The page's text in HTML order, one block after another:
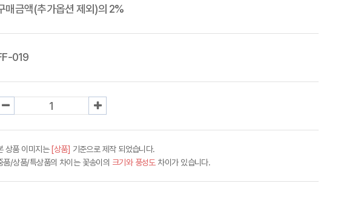
매금액(추가옵션 제외)의 2%
019
상품 이미지는 [상품] 기준으로 제작 되었습니다.
품/상품/특상품의 차이는 꽃송이의 크기와 풍성도 차이가 있습니다.